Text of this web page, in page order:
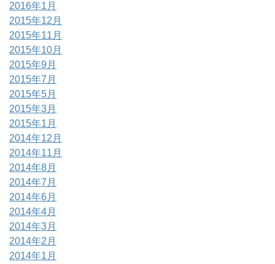
2016年1月
2015年12月
2015年11月
2015年10月
2015年9月
2015年7月
2015年5月
2015年3月
2015年1月
2014年12月
2014年11月
2014年8月
2014年7月
2014年6月
2014年4月
2014年3月
2014年2月
2014年1月